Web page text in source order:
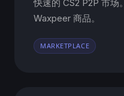
快速的 CS2 P2P 市场
Waxpeer 商品。
MARKETPLACE